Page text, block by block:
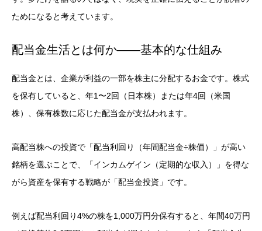
ためになると考えています。
配当金生活とは何か——基本的な仕組み
配当金とは、企業が利益の一部を株主に分配するお金です。株式
を保有していると、年1〜2回（日本株）または年4回（米国
株）、保有株数に応じた配当金が支払われます。
高配当株への投資で「配当利回り（年間配当金÷株価）」が高い
銘柄を選ぶことで、「インカムゲイン（定期的な収入）」を得な
がら資産を保有する戦略が「配当金投資」です。
例えば配当利回り4%の株を1,000万円分保有すると、年間40万円